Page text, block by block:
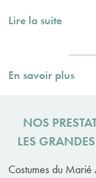
Lire la suite
En savoir plus
NOS
LES
Costumes du